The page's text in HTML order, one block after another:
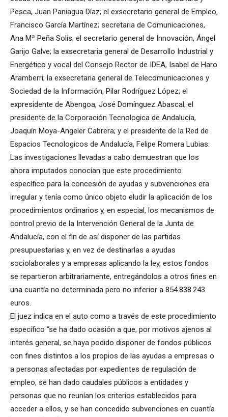
Pesca, Juan Paniagua Díaz; el exsecretario general de Empleo,
Francisco García Martínez; secretaria de Comunicaciones,
Ana Mª Peña Solis; el secretario general de Innovación, Ángel
Garijo Galve; la exsecretaria general de Desarrollo Industrial y
Energético y vocal del Consejo Rector de IDEA, Isabel de Haro
Aramberri; la exsecretaria general de Telecomunicaciones y
Sociedad de la Información, Pilar Rodríguez López; el
expresidente de Abengoa, José Domínguez Abascal; el
presidente de la Corporación Tecnologica de Andalucía,
Joaquín Moya-Angeler Cabrera; y el presidente de la Red de
Espacios Tecnologicos de Andalucía, Felipe Romera Lubias.
Las investigaciones llevadas a cabo demuestran que los
ahora imputados conocían que este procedimiento
específico para la concesión de ayudas y subvenciones era
irregular y tenía como único objeto eludir la aplicación de los
procedimientos ordinarios y, en especial, los mecanismos de
control previo de la Intervención General de la Junta de
Andalucía, con el fin de así disponer de las partidas
presupuestarias y, en vez de destinarlas a ayudas
sociolaborales y a empresas aplicando la ley, estos fondos
se repartieron arbitrariamente, entregándolos a otros fines en
una cuantía no determinada pero no inferior a 854.838.243
euros.
El juez indica en el auto como a través de este procedimiento
específico “se ha dado ocasión a que, por motivos ajenos al
interés general, se haya podido disponer de fondos públicos
con fines distintos a los propios de las ayudas a empresas o
a personas afectadas por expedientes de regulación de
empleo, se han dado caudales públicos a entidades y
personas que no reunían los criterios establecidos para
acceder a ellos, y se han concedido subvenciones en cuantía